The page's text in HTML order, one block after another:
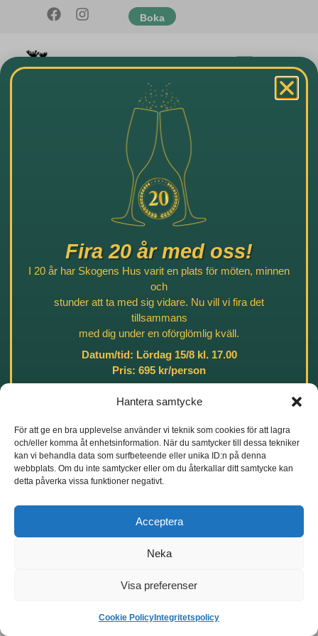
Hantera samtycke
För att ge en bra upplevelse använder vi teknik som cookies för att lagra
och/eller komma åt enhetsinformation. När du samtycker till dessa tekniker
kan vi behandla data som surfbeteende eller unika ID:n på denna
webbplats. Om du inte samtycker eller om du återkallar ditt samtycke kan
detta påverka vissa funktioner negativt.
Acceptera
Neka
Visa preferenser
Cookie Policy Integritetspolicy
Boka
Staffan Johansson,
Rektor väst
för en mycket god lunch, trevligt bemötande och en perfekt
organisation! Många av personalen har hört av sig och öst
Bokningsförfrågan
0705 - 880
Skogens
Hus
Viskadal
Konferens &
Kickoff
Fest & Event
Boende
Aktiviteter
ANDRA OM
© 2026 Skogens hus i Istorp AB
IntegritetspolicyCookiepolicy (EU)
Fira 20 år med oss!
I 20 år har Skogens Hus varit en plats för möten, minnen
och
stunder att ta med sig vidare. Nu vill vi fira det
tillsammans
med dig under en oförglömlig kväll.
Datum/tid: Lördag 15/8 kl. 17.00
Pris: 695 kr/person
123 538 0803
Välkommen till vår jubileumskväll!
Fördrink
Stor grillbuffé
Dessert
Live: Nattzudd